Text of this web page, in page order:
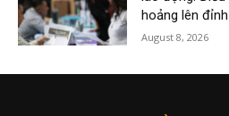
hoảng lên
August 8, 2026